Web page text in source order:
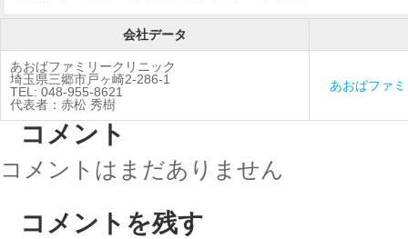
会社データ
あおばファミリークリニック
埼玉県三郷市戸ヶ崎2-286-1
TEL: 048-955-8621
代表者：赤松 秀樹
あおばファ
コメント
コメントはまだありません
コメントを残す